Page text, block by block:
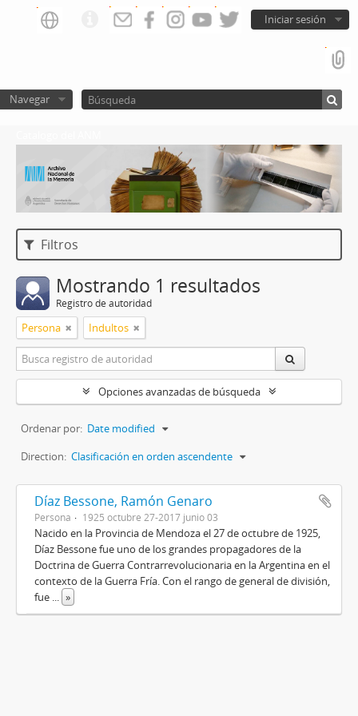
Iniciar sesión
Navegar
Filtros
Mostrando 1 resultados
Registro de autoridad
Persona Indultos
Opciones avanzadas de búsqueda
Ordenar por: Date modified
Direction: Clasificación en orden ascendente
Díaz Bessone, Ramón Genaro
Persona 1925 octubre 27-2017 junio 03
Nacido en la Provincia de Mendoza el 27 de octubre de 1925,
Díaz Bessone fue uno de los grandes propagadores de la
Doctrina de Guerra Contrarrevolucionaria en la Argentina en el
contexto de la Guerra Fría. Con el rango de general de división,
fue ... »